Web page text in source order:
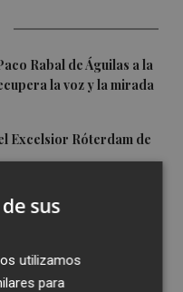
Rabal de Águilas a la
la voz y la mirada
Excelsior Róterdam de
en valenciano
puntos
sus
utilizamos
para